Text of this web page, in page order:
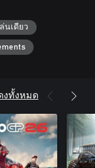
นเดียว
งทั้งหมด